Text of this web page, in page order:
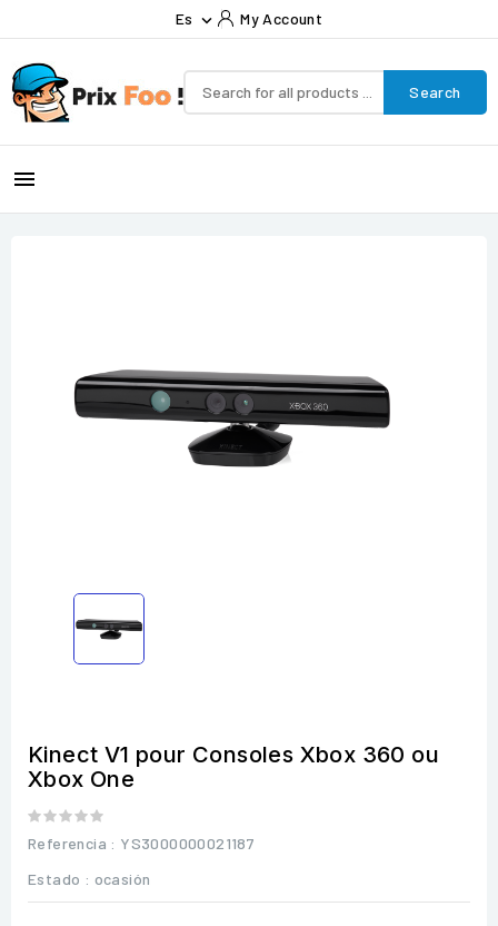
Es  My Account
Search

Kinect V1 pour Consoles Xbox 360 ou
Xbox One
Referencia : YS3000000021187
Estado : ocasión